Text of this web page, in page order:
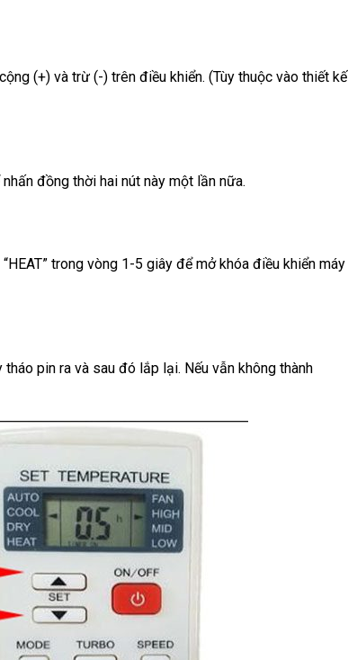
(+) và trừ (-) trên điều khiển. (Tùy thuộc vào thiết kế
đồng thời hai nút này một lần nữa.
trong vòng 1-5 giây để mở khóa điều khiển máy
pin ra và sau đó lắp lại. Nếu vẫn không thành